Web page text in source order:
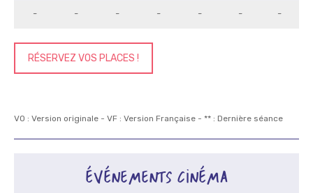
- - - - - - -
RÉSERVEZ VOS PLACES !
VO : Version originale - VF : Version Française - ** : Dernière séance
ÉVÉNEMENTS CINÉMA